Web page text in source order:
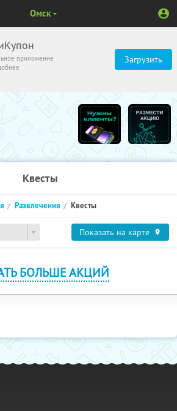
приложение
Загрузить
Омск
Квесты
Развлечения Квесты
Показать на карте
БОЛЬШЕ АКЦИЙ